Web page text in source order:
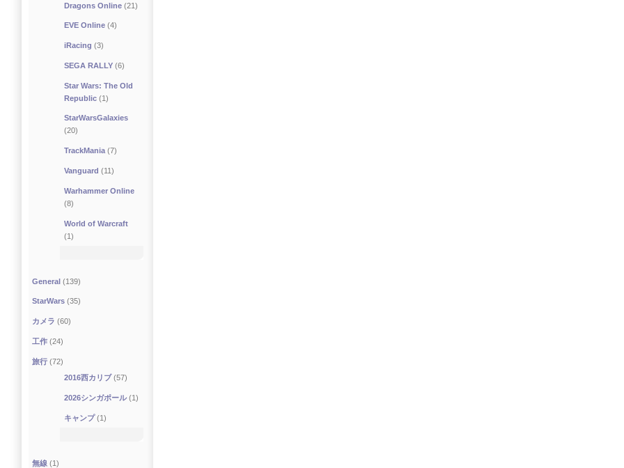
Dragons Online(21)
EVE Online(4)
iRacing (3)
SEGA RALLY(6)
Star Wars: The Old
Republic(1)
StarWarsGalaxies
(20)
TrackMania(7)
Vanguard (11)
Warhammer Online
(8)
World of Warcraft
(1)
General (139)
StarWars (35)
カメラ (60)
工作 (24)
旅行 (72)
2016西カリブ(57)
2026シンガポール(1)
キャンプ(1)
無線 (1)